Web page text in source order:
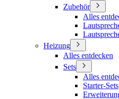
Zubehör
Alles
Heizung
Alles entdecken
Sets
Alles
Starter-Sets